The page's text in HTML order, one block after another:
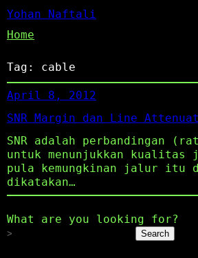
Yohan Naftali
Home
Tag: cable
April 8, 2012
SNR Margin dan Line
SNR adalah perbandingan
untuk menunjukkan
pula kemungkinan jalur itu
dikatakan…
What are you looking for?
Search